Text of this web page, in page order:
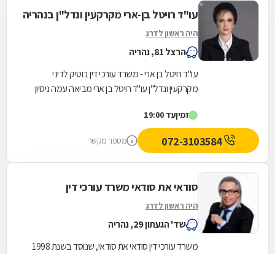
עו"ד רויטל בן-ארי מקרקעין ונדל"ן בנהריה
היה ראשון לדרג
הרצל 81, נהריה
עו"ד רויטל בן ארי - משרד עורכי דין בוטיק לדיני
מקרקעין ונדל"ן עו"ד רויטל בן ארי מביאה עמה ניסיון
זמיןעד 19:00
072-3103584 מספר מקשר
סודאי את סודאי משרד עורכי דין
היה ראשון לדרג
שד' הגעתון 29, נהריה
משרד עורכי דין סודאי את סודאי, שנוסד בשנת 1998